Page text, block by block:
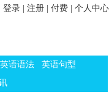
登录 注册 付费 个人中心
英语语法
英语句型